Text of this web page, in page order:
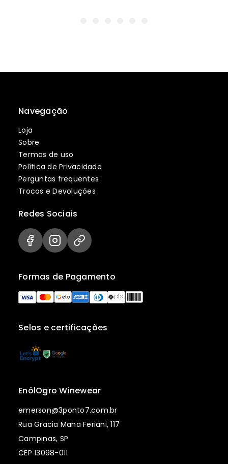
Navegação
Loja
Sobre
Termos de uso
Política de Privacidade
Perguntas frequentes
Trocas e Devoluções
Selos e certificações
Formas de Pagamento
Redes Sociais
EnólOgro Winewear
emerson@3ponto7.com.br
Rua Gracia Mana Feriani, 117
Campinas, SP
CEP 13098-011